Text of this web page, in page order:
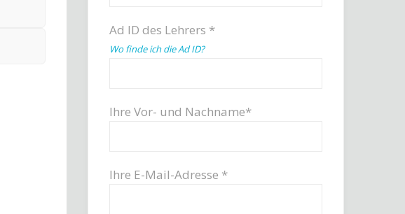
Ad ID des Lehrers *
Wo finde ich die Ad ID?
Ihre Vor- und Nachname*
Ihre E-Mail-Adresse *